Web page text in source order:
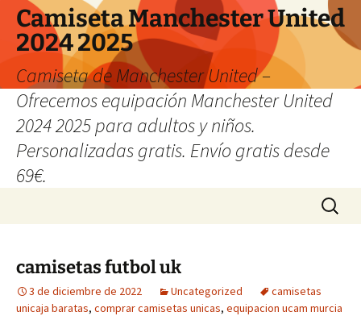
Camiseta Manchester United
2024 2025
Camiseta de Manchester United –
Ofrecemos equipación Manchester United
2024 2025 para adultos y niños.
Personalizadas gratis. Envío gratis desde
69€.
Buscar:
camisetas futbol uk
3 de diciembre de 2022 Uncategorized
camisetas
unicaja baratas, comprar camisetas unicas, equipacion ucam murcia